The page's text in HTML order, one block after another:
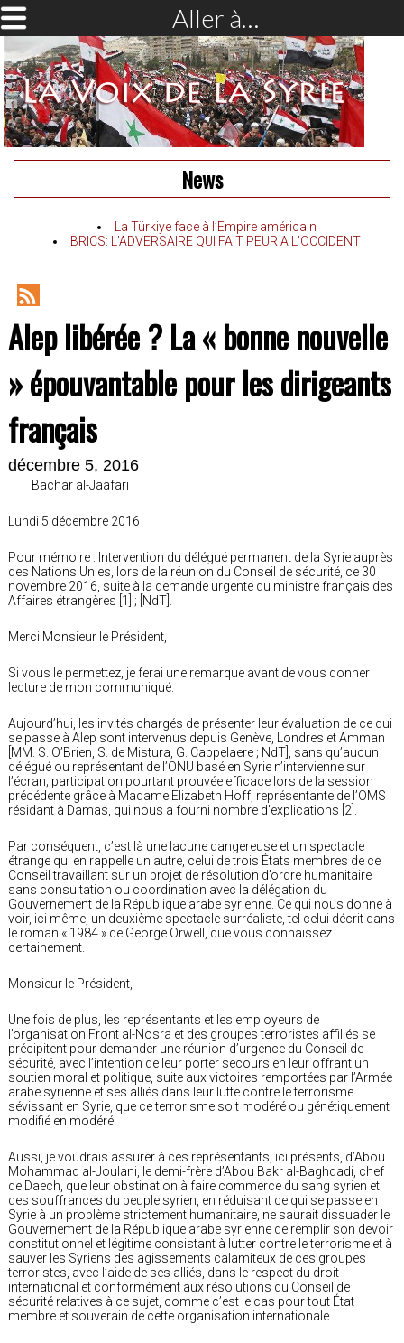
Aller à…
News
La Türkiye face à l’Empire américain
BRICS: L’ADVERSAIRE QUI FAIT PEUR A L’OCCIDENT
RSS
Feed
Alep libérée ? La « bonne nouvelle
» épouvantable pour les dirigeants
français
décembre 5, 2016
Bachar al-Jaafari
Lundi 5 décembre 2016
Pour mémoire : Intervention du délégué permanent de la Syrie auprès
des Nations Unies, lors de la réunion du Conseil de sécurité, ce 30
novembre 2016, suite à la demande urgente du ministre français des
Affaires étrangères [1] ; [NdT].
Merci Monsieur le Président,
Si vous le permettez, je ferai une remarque avant de vous donner
lecture de mon communiqué.
Aujourd’hui, les invités chargés de présenter leur évaluation de ce qui
se passe à Alep sont intervenus depuis Genève, Londres et Amman
[MM. S. O’Brien, S. de Mistura, G. Cappelaere ; NdT], sans qu’aucun
délégué ou représentant de l’ONU basé en Syrie n’intervienne sur
l’écran; participation pourtant prouvée efficace lors de la session
précédente grâce à Madame Elizabeth Hoff, représentante de l’OMS
résidant à Damas, qui nous a fourni nombre d’explications [2].
Par conséquent, c’est là une lacune dangereuse et un spectacle
étrange qui en rappelle un autre, celui de trois États membres de ce
Conseil travaillant sur un projet de résolution d’ordre humanitaire
sans consultation ou coordination avec la délégation du
Gouvernement de la République arabe syrienne. Ce qui nous donne à
voir, ici même, un deuxième spectacle surréaliste, tel celui décrit dans
le roman « 1984 » de George Orwell, que vous connaissez
certainement.
Monsieur le Président,
Une fois de plus, les représentants et les employeurs de
l’organisation Front al-Nosra et des groupes terroristes affiliés se
précipitent pour demander une réunion d’urgence du Conseil de
sécurité, avec l’intention de leur porter secours en leur offrant un
soutien moral et politique, suite aux victoires remportées par l’Armée
arabe syrienne et ses alliés dans leur lutte contre le terrorisme
sévissant en Syrie, que ce terrorisme soit modéré ou génétiquement
modifié en modéré.
Aussi, je voudrais assurer à ces représentants, ici présents, d’Abou
Mohammad al-Joulani, le demi-frère d’Abou Bakr al-Baghdadi, chef
de Daech, que leur obstination à faire commerce du sang syrien et
des souffrances du peuple syrien, en réduisant ce qui se passe en
Syrie à un problème strictement humanitaire, ne saurait dissuader le
Gouvernement de la République arabe syrienne de remplir son devoir
constitutionnel et légitime consistant à lutter contre le terrorisme et à
sauver les Syriens des agissements calamiteux de ces groupes
terroristes, avec l’aide de ses alliés, dans le respect du droit
international et conformément aux résolutions du Conseil de
sécurité relatives à ce sujet, comme c’est le cas pour tout État
membre et souverain de cette organisation internationale.